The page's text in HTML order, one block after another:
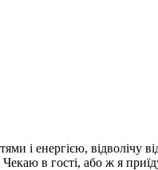
енергією, відволічу
в гості, або ж я